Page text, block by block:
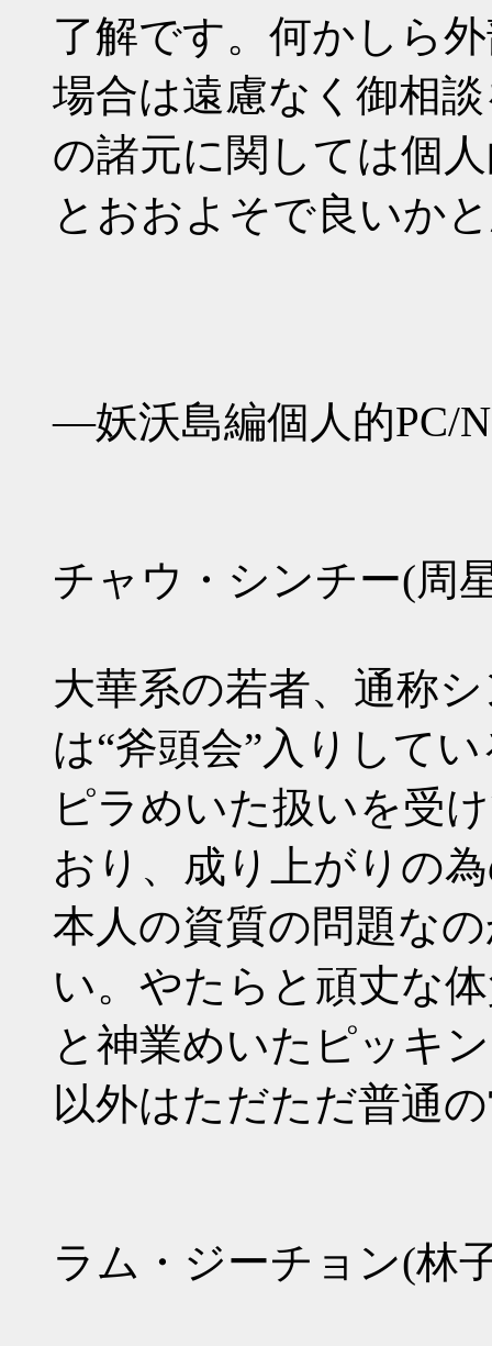
了解です。何かしら
場合は遠慮なく御相
の諸元に関しては個
とおおよそで良いか
―妖沃島編個人的PC/
チャウ・シンチー(周
大華系の若者、通称
は“斧頭会”入りして
ピラめいた扱いを受
おり、成り上がりの
本人の資質の問題な
い。やたらと頑丈な
と神業めいたピッキ
以外はただただ普通
ラム・ジーチョン(林